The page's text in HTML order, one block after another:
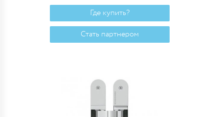
Где купить?
Стать партнером